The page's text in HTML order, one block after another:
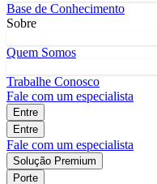
Base de Conhecimento
Sobre
Quem Somos
Trabalhe Conosco
Fale com um especialista
Entre
Entre
Fale com um especialista
Solução Premium
Porte